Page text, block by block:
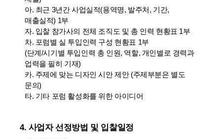
아. 최근 3년간 사업실적(용역명, 발주처, 기간,
매출실적) 1부
자. 입찰 참가사의 전체 조직도 및 총 인력 현황표 1부
차. 포럼별 실 투입인력 구성 현황표 1부
(단계/시기별 투입인력 총 인원, 역할, 개인별로 경력과
업력을 필히 기재)
카. 주제에 맞는 디자인 시안 제안 (주제부분은 별도
문의)
타. 기타 포럼 활성화를 위한 아이디어
4. 사업자 선정방법 및 입찰일정